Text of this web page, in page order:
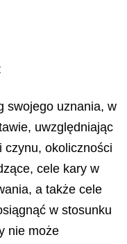
swojego uznania, w
uwzględniając
czynu, okoliczności
cele kary w
a także cele
w stosunku
nie może